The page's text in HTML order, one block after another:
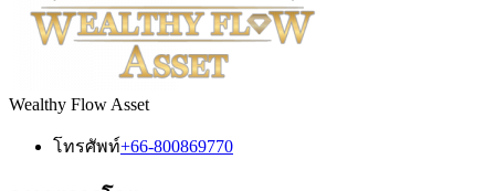
Wealthy Flow Asset
โทรศัพท์+66-800869770